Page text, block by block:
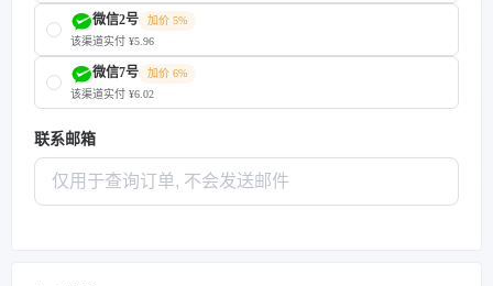
微信2号
加价 5%
该渠道实付 ¥5.96
微信7号
加价 6%
该渠道实付 ¥6.02
联系邮箱